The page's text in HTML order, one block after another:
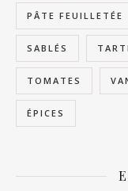
PÂTE FEUILLETÉE
SABLÉS
TOMATES
ÉPICES